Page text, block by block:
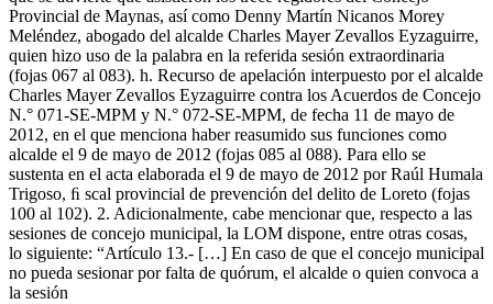
Provincial de Maynas, así como Denny Martín Nicanos Morey
Meléndez, abogado del alcalde Charles Mayer Zevallos Eyzaguirre,
quien hizo uso de la palabra en la referida sesión extraordinaria
(fojas 067 al 083). h. Recurso de apelación interpuesto por el alcalde
Charles Mayer Zevallos Eyzaguirre contra los Acuerdos de Concejo
N.° 071-SE-MPM y N.° 072-SE-MPM, de fecha 11 de mayo de
2012, en el que menciona haber reasumido sus funciones como
alcalde el 9 de mayo de 2012 (fojas 085 al 088). Para ello se
sustenta en el acta elaborada el 9 de mayo de 2012 por Raúl Humala
Trigoso, ﬁ scal provincial de prevención del delito de Loreto (fojas
100 al 102). 2. Adicionalmente, cabe mencionar que, respecto a las
sesiones de concejo municipal, la LOM dispone, entre otras cosas,
lo siguiente: “Artículo 13.- […] En caso de que el concejo municipal
no pueda sesionar por falta de quórum, el alcalde o quien convoca a
la sesión